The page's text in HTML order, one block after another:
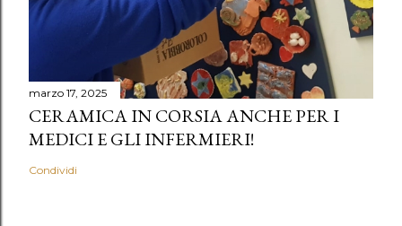
marzo 17, 2025
CERAMICA IN CORSIA ANCHE PER I
MEDICI E GLI INFERMIERI!
Condividi